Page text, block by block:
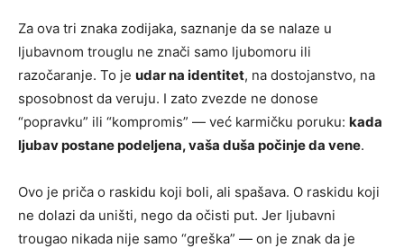
Za ova tri znaka zodijaka, saznanje da se nalaze u
ljubavnom trouglu ne znači samo ljubomoru ili
razočaranje. To je udar na identitet, na dostojanstvo, na
sposobnost da veruju. I zato zvezde ne donose
“popravku” ili “kompromis” — već karmičku poruku: kada
ljubav postane podeljena, vaša duša počinje da vene.
Ovo je priča o raskidu koji boli, ali spašava. O raskidu koji
ne dolazi da uništi, nego da očisti put. Jer ljubavni
trougao nikada nije samo “greška” — on je znak da je